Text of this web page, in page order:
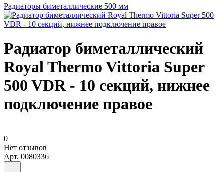
Радиаторы биметаллические 500 мм
Радиатор биметаллический
Royal Thermo Vittoria Super
500 VDR - 10 секций, нижнее
подключение правое
0
Нет отзывов
Арт. 0080336